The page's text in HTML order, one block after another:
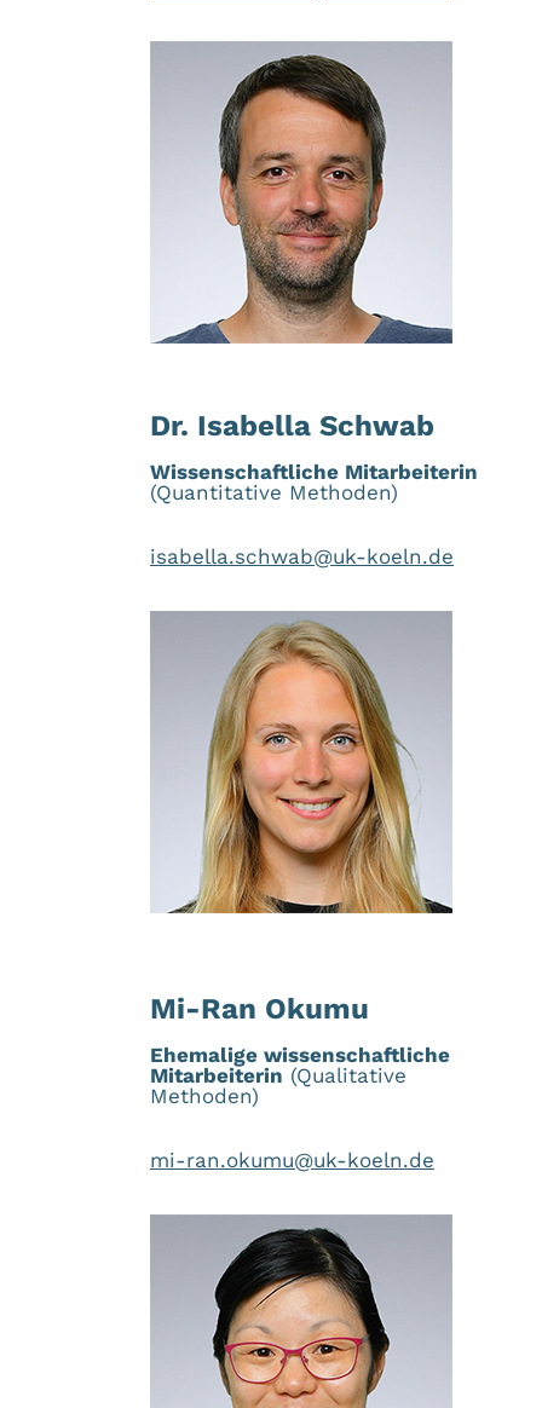
Dr. Isabella Schwab
Wissenschaftliche Mitarbeiterin
(Quantitative Methoden)
isabella.schwab@uk-koeln.de
Mi-Ran Okumu
Ehemalige wissenschaftliche
Mitarbeiterin (Qualitative
Methoden)
mi-ran.okumu@uk-koeln.de